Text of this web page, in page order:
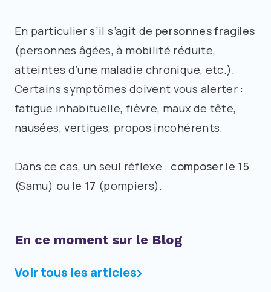
En particulier s’il s’agit de personnes fragiles
(personnes âgées, à mobilité réduite,
atteintes d’une maladie chronique, etc.).
Certains symptômes doivent vous alerter :
fatigue inhabituelle, fièvre, maux de tête,
nausées, vertiges, propos incohérents.
Dans ce cas, un seul réflexe : composer le 15
(Samu) ou le 17 (pompiers).
En ce moment sur le Blog
Voir tous les articles